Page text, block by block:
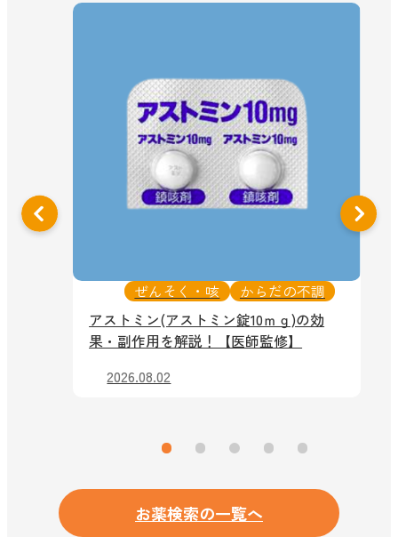
ぜんそく・咳
からだの不調
アストミン(アストミン錠10ｍｇ)の効
果・副作用を解説！【医師監修】
2026.08.02
お薬検索の一覧へ